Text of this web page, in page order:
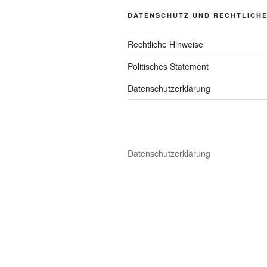
DATENSCHUTZ UND
Rechtliche Hinweise
Politisches Statement
Datenschutzerklärung
Datenschutzerklärung